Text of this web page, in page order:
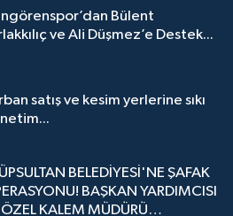
Bülent
ve Ali Düşmez’e Destek...
satış ve kesim yerlerine sıkı
BELEDİYESİ'NE ŞAFAK
BAŞKAN YARDIMCISI
KALEM MÜDÜRÜ